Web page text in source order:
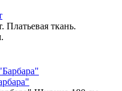
ткань.